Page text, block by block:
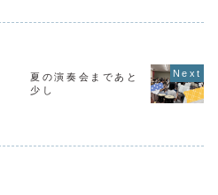
夏の演奏会まであと
少し